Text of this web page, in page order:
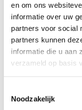
en om ons
informatie over uw
partners voor social
partners kunnen
informatie die u aan
verzameld op basis
Noodzakelijk
Meedoen?
Je kunt zelf een
https://
Interview